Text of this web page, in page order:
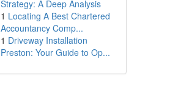
Strategy: A Deep Analysis
1 Locating A Best Chartered
Accountancy Comp...
1 Driveway Installation
Preston: Your Guide to Op...